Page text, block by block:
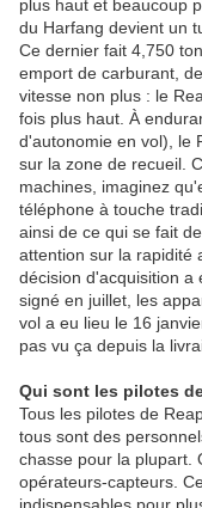
plus haut et beaucoup
du Harfang devient un
Ce dernier fait 4,750
emport de carburant,
vitesse non plus : le
fois plus haut. À
d'autonomie en vol), le
sur la zone de recueil.
machines, imaginez
téléphone à touche
ainsi de ce qui se fait
attention sur la rapidité
décision d'acquisition a
signé en juillet, les
vol a eu lieu le 16
pas vu ça depuis la
Qui sont les pilotes
Tous les pilotes de
tous sont des
chasse pour la plupart.
opérateurs-capteurs.